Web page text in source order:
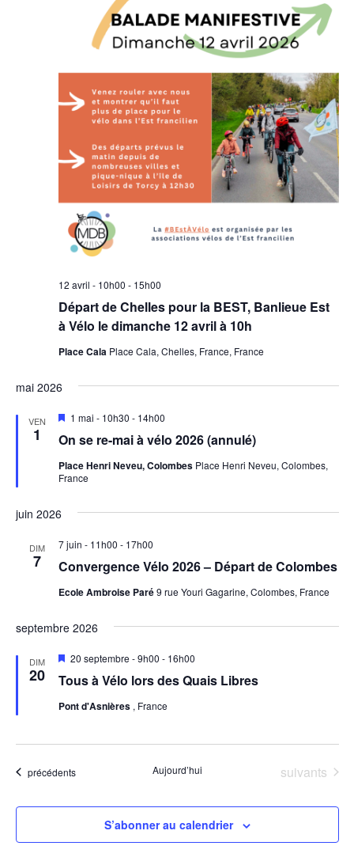
Départ de Chelles pour la BEST, Banlieue Est
à Vélo le dimanche 12 avril à 10h
12 avril - 10h00 - 15h00
Place Cala Place Cala, Chelles, France, France
mai 2026
VEN
1 On se re-mai à vélo 2026 (annulé)
Mis
avant
1 mai - 10h30 - 14h00
Place Henri Neveu, Colombes Place Henri Neveu, Colombes,
France
juin 2026
DIM
7 Convergence Vélo 2026 – Départ de Colombes
7 juin - 11h00 - 17h00
Ecole Ambroise Paré9 rue Youri Gagarine, Colombes, France
septembre 2026
DIM
20 Tous à Vélo lors des Quais Libres
Mis
avant
20 septembre - 9h00 - 16h00
Pont d'Asnières , France
Évènements
précédents Aujourd’hui Évènements
suivants
S’abonner au calendrier